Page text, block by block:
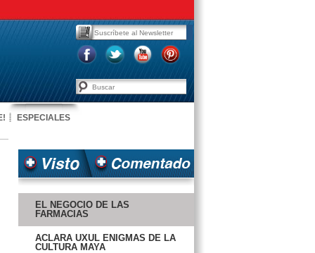
ESPECIALES
EL NEGOCIO DE LAS
FARMACIAS
ACLARA UXUL ENIGMAS DE LA
CULTURA MAYA